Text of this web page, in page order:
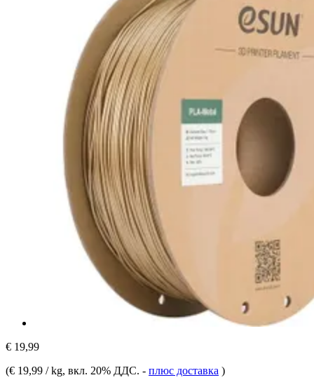
€ 19,99
(€ 19,99 / kg, вкл. 20% ДДС. - плюс доставка )